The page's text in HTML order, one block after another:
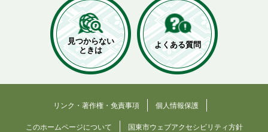
見つからない
ときは
よくある質問
リンク・著作権・免責事項 個人情報保護
このホームページについて 国東市ウェブアクセシビリティ方針